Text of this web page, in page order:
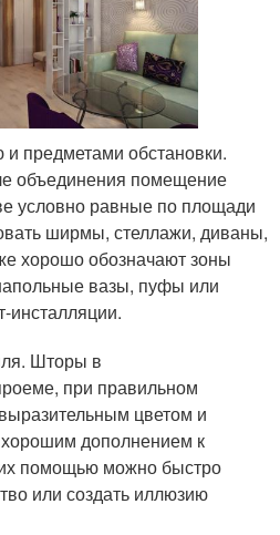
предметами обстановки.
объединения помещение
условно равные по площади
ширмы, стеллажи, диваны,
хорошо обозначают зоны
вазы, пуфы или
инсталляции.
Шторы в
при правильном
цветом и
хорошим дополнением к
помощью можно быстро
или создать иллюзию